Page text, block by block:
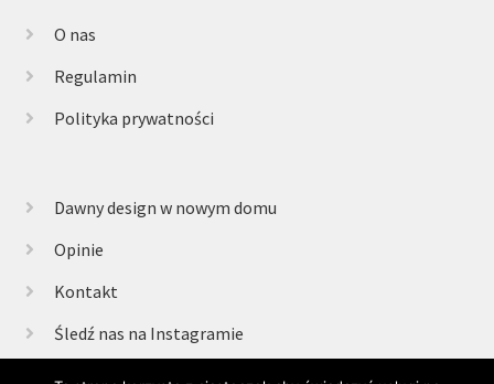
O nas
Regulamin
Polityka prywatności
Dawny design w nowym domu
Opinie
Kontakt
Śledź nas na Instagramie